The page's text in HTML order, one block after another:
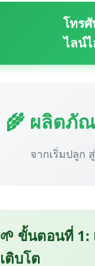
โทร
ไลน์
🌾 ผลิตภั
จากเริ่มปลูก
🌱 ขั้นตอนที่ 1:
เติบโต